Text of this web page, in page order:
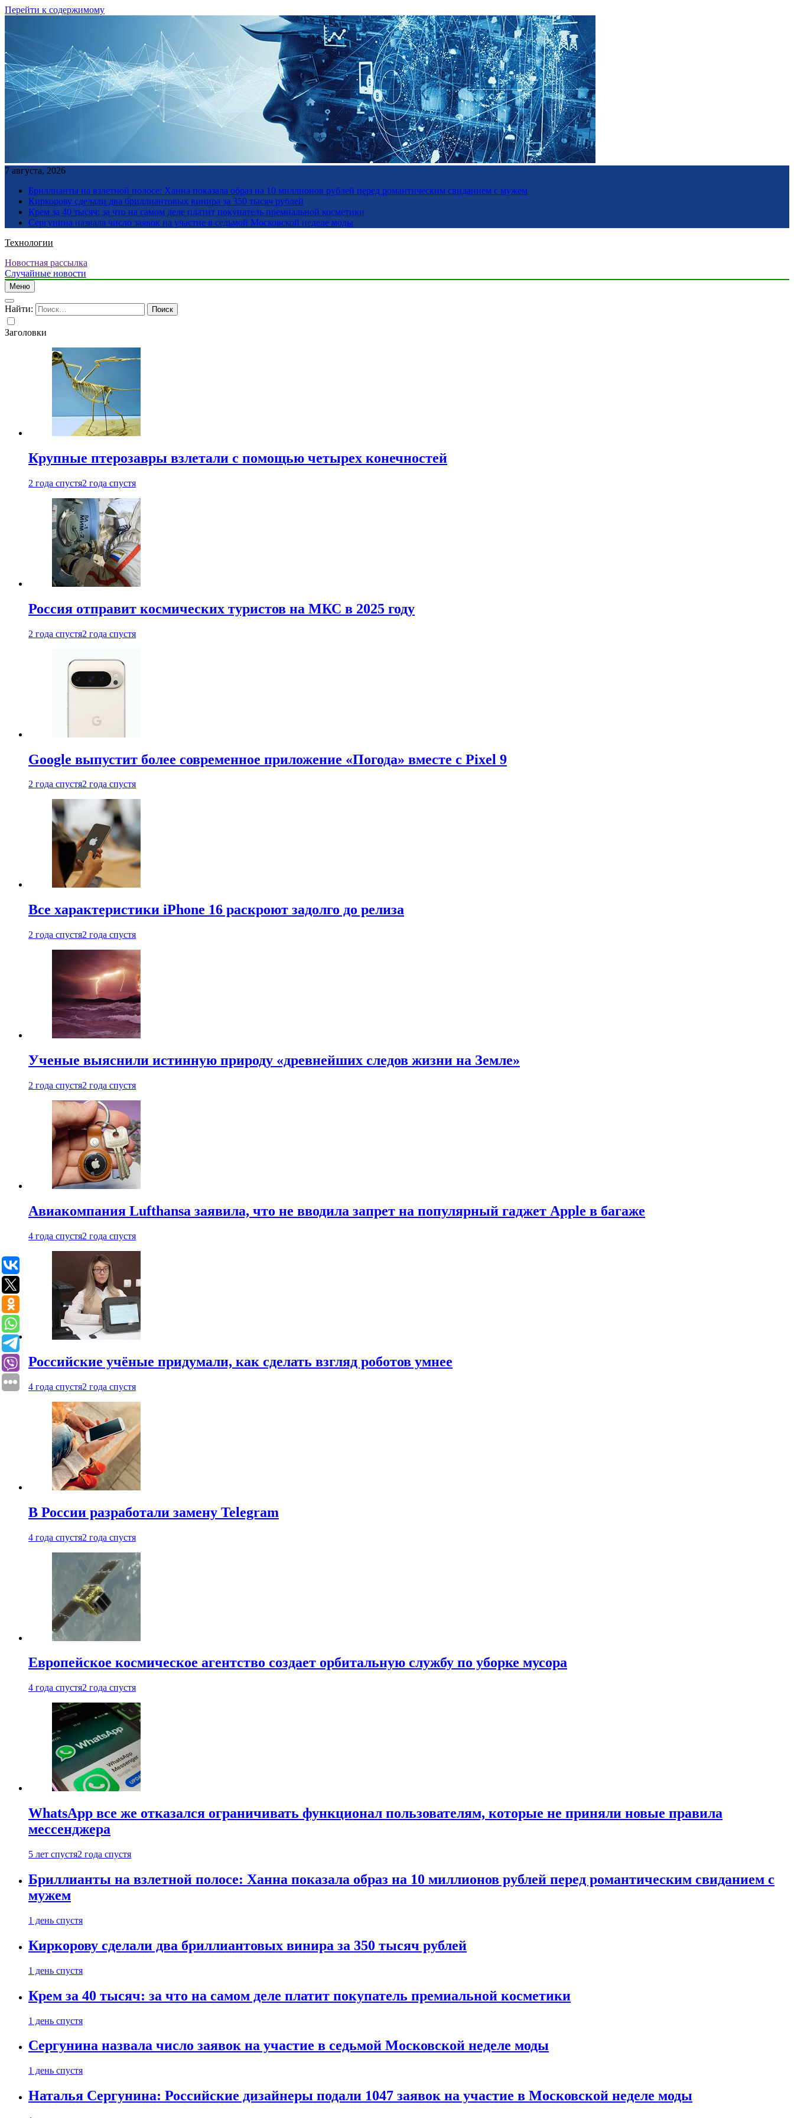
Перейти к содержимому
7 августа, 2026
Бриллианты на взлетной полосе: Ханна показала образ на 10 миллионов рублей перед романтическим свиданием с мужем
Киркорову сделали два бриллиантовых винира за 350 тысяч рублей
Крем за 40 тысяч: за что на самом деле платит покупатель премиальной косметики
Сергунина назвала число заявок на участие в седьмой Московской неделе моды
Технологии
Новостная рассылка
Случайные новости
Меню
Найти:
Заголовки
Крупные птерозавры взлетали с помощью четырех конечностей
2 года спустя2 года спустя
Россия отправит космических туристов на МКС в 2025 году
2 года спустя2 года спустя
Google выпустит более современное приложение «Погода» вместе с Pixel 9
2 года спустя2 года спустя
Все характеристики iPhone 16 раскроют задолго до релиза
2 года спустя2 года спустя
Ученые выяснили истинную природу «древнейших следов жизни на Земле»
2 года спустя2 года спустя
Авиакомпания Lufthansa заявила, что не вводила запрет на популярный гаджет Apple в багаже
4 года спустя2 года спустя
Российские учёные придумали, как сделать взгляд роботов умнее
4 года спустя2 года спустя
В России разработали замену Telegram
4 года спустя2 года спустя
Европейское космическое агентство создает орбитальную службу по уборке мусора
4 года спустя2 года спустя
WhatsApp все же отказался ограничивать функционал пользователям, которые не приняли новые правила
мессенджера
5 лет спустя2 года спустя
Бриллианты на взлетной полосе: Ханна показала образ на 10 миллионов рублей перед романтическим свиданием с
мужем
1 день спустя
Киркорову сделали два бриллиантовых винира за 350 тысяч рублей
1 день спустя
Крем за 40 тысяч: за что на самом деле платит покупатель премиальной косметики
1 день спустя
Сергунина назвала число заявок на участие в седьмой Московской неделе моды
1 день спустя
Наталья Сергунина: Российские дизайнеры подали 1047 заявок на участие в Московской неделе моды